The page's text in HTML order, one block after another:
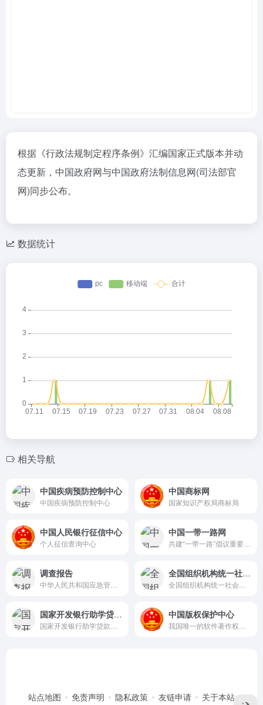
根据《行政法规制定程序条例》汇编国家正式版本并动
态更新，中国政府网与中国政府法制信息网(司法部官
网)同步公布。
数据统计
相关导航
中国疾病预防控制中心
中国疾病预防控制中心
中国商标网
国家知识产权局商标局
中国人民银行征信中心
个人征信查询中心
中国一带一路网
调查报告 全国组织机构统一社会信用代码查询平台
国家开发银行助学贷款学生在线系统 中国版权保护中心
站点地图 免责声明 隐私政策 友链申请 关于本站